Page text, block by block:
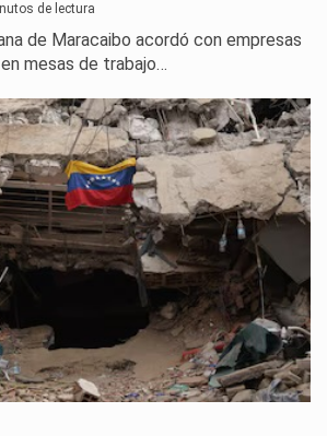
de lectura
de Maracaibo acordó con empresas
mesas de trabajo…